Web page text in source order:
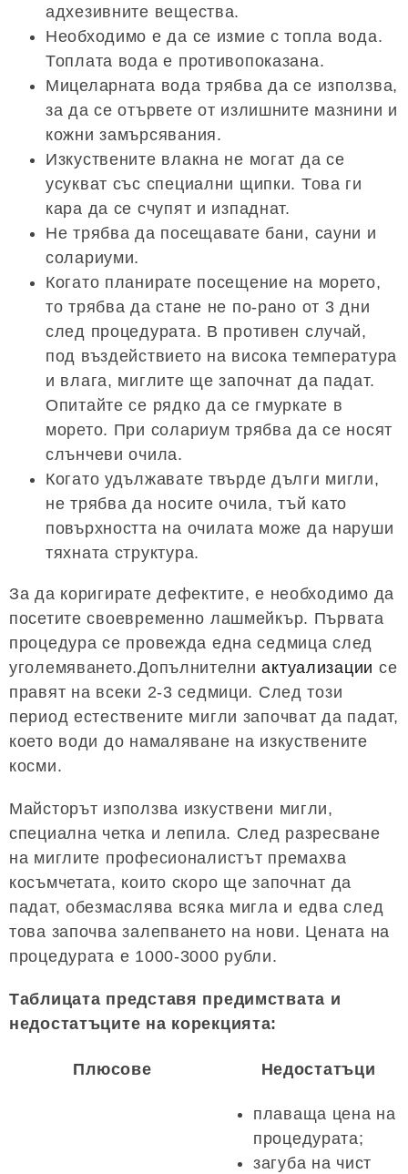
адхезивните вещества.
Необходимо е да се измие с топла вода.
Топлата вода е противопоказана.
Мицеларната вода трябва да се използва,
за да се отървете от излишните мазнини и
кожни замърсявания.
Изкуствените влакна не могат да се
усукват със специални щипки. Това ги
кара да се счупят и изпаднат.
Не трябва да посещавате бани, сауни и
солариуми.
Когато планирате посещение на морето,
то трябва да стане не по-рано от 3 дни
след процедурата. В противен случай,
под въздействието на висока температура
и влага, миглите ще започнат да падат.
Опитайте се рядко да се гмуркате в
морето. При солариум трябва да се носят
слънчеви очила.
Когато удължавате твърде дълги мигли,
не трябва да носите очила, тъй като
повърхността на очилата може да наруши
тяхната структура.
За да коригирате дефектите, е необходимо да
посетите своевременно лашмейкър. Първата
процедура се провежда една седмица след
уголемяването.Допълнителниактуализации се
правят на всеки 2-3 седмици. След този
период естествените мигли започват да падат,
което води до намаляване на изкуствените
косми.
Майсторът използва изкуствени мигли,
специална четка и лепила. След разресване
на миглите професионалистът премахва
косъмчетата, които скоро ще започнат да
падат, обезмаслява всяка мигла и едва след
това започва залепването на нови. Цената на
процедурата е 1000-3000 рубли.
Таблицата представя предимствата и
недостатъците на корекцията:
Плюсове Недостатъци
плаваща цена на
процедурата;
загуба на чист